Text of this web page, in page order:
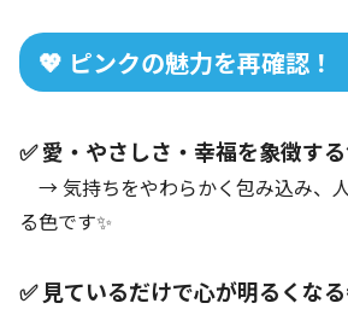
💖 ピンクの魅力を再確認！
✅ 愛・やさしさ・幸福を象徴す
→ 気持ちをやわらかく包み込み、
る色です✨
✅ 見ているだけで心が明るくな